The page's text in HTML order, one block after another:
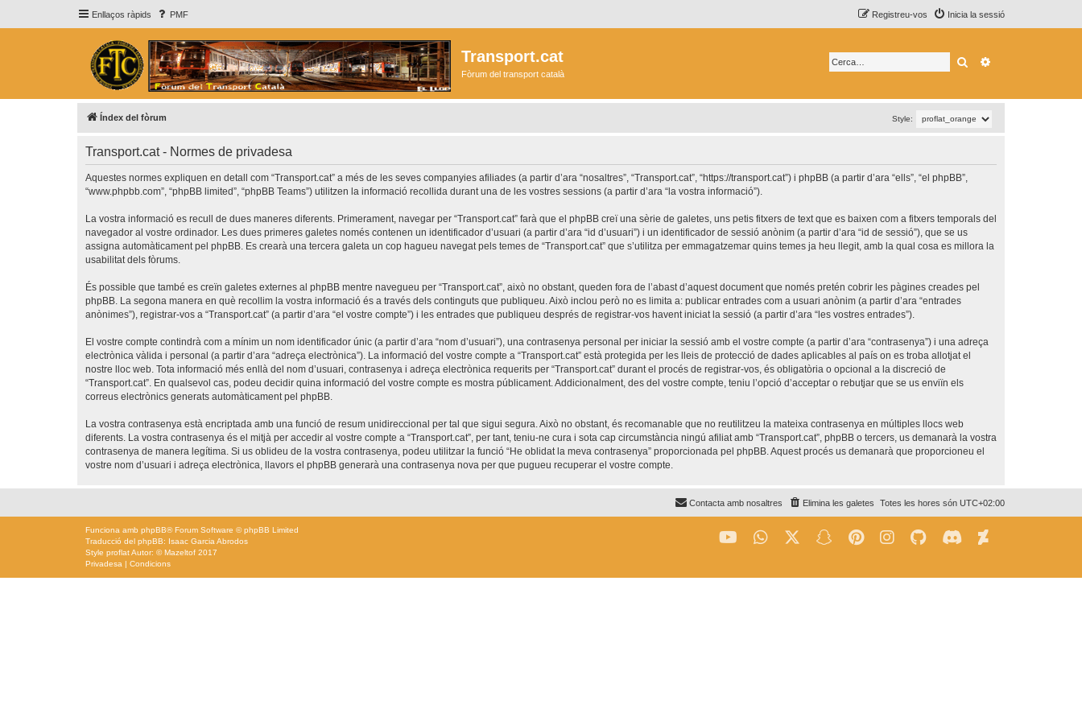
Enllaços ràpids PMF Inicia la sessió
Registreu-vos
Transport.cat
Fòrum del transport català
Cerca
Índex del fòrum Style:
Transport.cat - Normes de privadesa
Aquestes normes expliquen en detall com “Transport.cat” a més de les seves companyies afiliades (a partir d’ara “nosaltres”, “Transport.cat”, “https://transport.cat”) i phpBB (a partir d’ara “ells”, “el phpBB”,
“www.phpbb.com”, “phpBB limited”, “phpBB Teams”) utilitzen la informació recollida durant una de les vostres sessions (a partir d’ara “la vostra informació”).
La vostra informació es recull de dues maneres diferents. Primerament, navegar per “Transport.cat” farà que el phpBB creï una sèrie de galetes, uns petis fitxers de text que es baixen com a fitxers temporals del
navegador al vostre ordinador. Les dues primeres galetes només contenen un identificador d’usuari (a partir d’ara “id d’usuari”) i un identificador de sessió anònim (a partir d’ara “id de sessió”), que se us
assigna automàticament pel phpBB. Es crearà una tercera galeta un cop hagueu navegat pels temes de “Transport.cat” que s’utilitza per emmagatzemar quins temes ja heu llegit, amb la qual cosa es millora la
usabilitat dels fòrums.
És possible que també es creïn galetes externes al phpBB mentre navegueu per “Transport.cat”, això no obstant, queden fora de l’abast d’aquest document que només pretén cobrir les pàgines creades pel
phpBB. La segona manera en què recollim la vostra informació és a través dels continguts que publiqueu. Això inclou però no es limita a: publicar entrades com a usuari anònim (a partir d’ara “entrades
anònimes”), registrar-vos a “Transport.cat” (a partir d’ara “el vostre compte”) i les entrades que publiqueu després de registrar-vos havent iniciat la sessió (a partir d’ara “les vostres entrades”).
El vostre compte contindrà com a mínim un nom identificador únic (a partir d’ara “nom d’usuari”), una contrasenya personal per iniciar la sessió amb el vostre compte (a partir d’ara “contrasenya”) i una adreça
electrònica vàlida i personal (a partir d’ara “adreça electrònica”). La informació del vostre compte a “Transport.cat” està protegida per les lleis de protecció de dades aplicables al país on es troba allotjat el
nostre lloc web. Tota informació més enllà del nom d’usuari, contrasenya i adreça electrònica requerits per “Transport.cat” durant el procés de registrar-vos, és obligatòria o opcional a la discreció de
“Transport.cat”. En qualsevol cas, podeu decidir quina informació del vostre compte es mostra públicament. Addicionalment, des del vostre compte, teniu l’opció d’acceptar o rebutjar que se us enviïn els
correus electrònics generats automàticament pel phpBB.
La vostra contrasenya està encriptada amb una funció de resum unidireccional per tal que sigui segura. Això no obstant, és recomanable que no reutilitzeu la mateixa contrasenya en múltiples llocs web
diferents. La vostra contrasenya és el mitjà per accedir al vostre compte a “Transport.cat”, per tant, teniu-ne cura i sota cap circumstància ningú afiliat amb “Transport.cat”, phpBB o tercers, us demanarà la vostra
contrasenya de manera legítima. Si us oblideu de la vostra contrasenya, podeu utilitzar la funció “He oblidat la meva contrasenya” proporcionada pel phpBB. Aquest procés us demanarà que proporcioneu el
vostre nom d’usuari i adreça electrònica, llavors el phpBB generarà una contrasenya nova per que pugueu recuperar el vostre compte.
Totes les hores són UTC+02:00
Elimina les galetes
Contacta amb nosaltres
Funciona amb phpBB® Forum Software © phpBB Limited
Traducció del phpBB: Isaac Garcia Abrodos
Style proflatAutor: ©Mazeltof 2017
Privadesa | Condicions